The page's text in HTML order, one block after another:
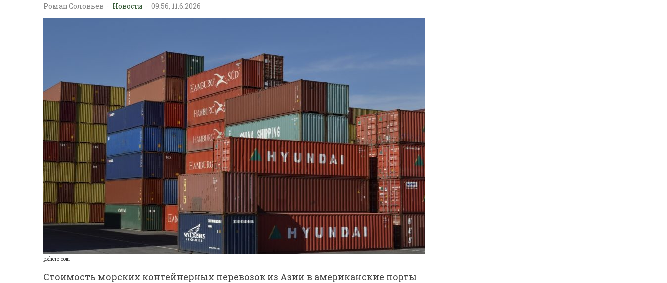
Роман Соловьев · Новости · 09:56, 11.6.2026
pxhere.com
Стоимость морских контейнерных перевозок из Азии в американские порты